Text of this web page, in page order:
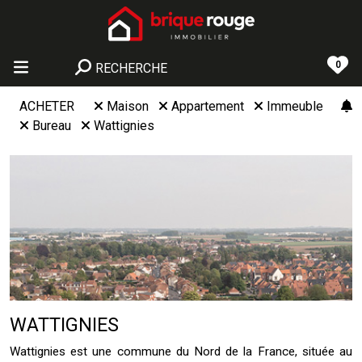
RECHERCHE 0
ACHETER Maison Appartement
Immeuble
Bureau
Wattignies
WATTIGNIES
Wattignies est une commune du Nord de la France, située au